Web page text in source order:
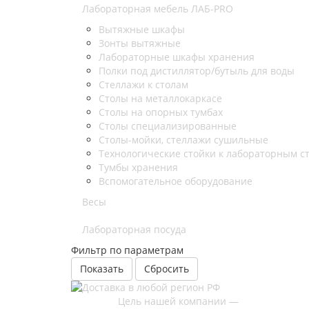
Лабораторная мебель ЛАБ-PRO
Вытяжные шкафы
Зонты вытяжные
Лабораторные шкафы хранения
Полки под дистиллятор/бутыль для воды
Стеллажи к столам
Столы на металлокаркасе
Столы на опорных тумбах
Столы специализированные
Столы-мойки, стеллажи сушильные
Технологические стойки к лабораторным
Тумбы хранения
Вспомогательное оборудование
Весы
Лабораторная посуда
Фильтр по параметрам
Сбросить
Цель нашей компании —